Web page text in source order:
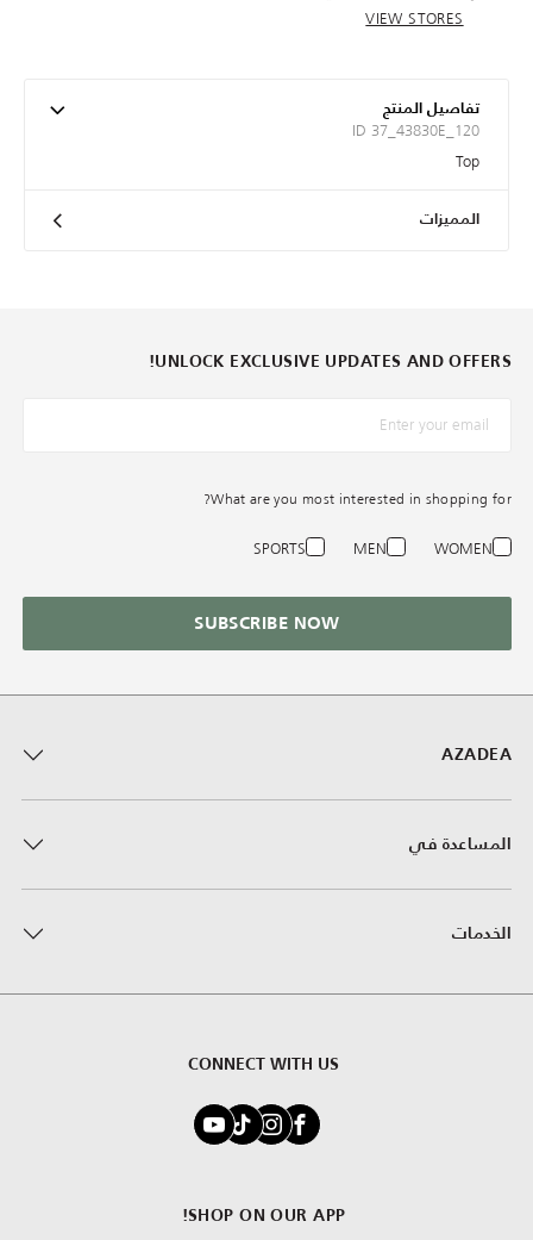
VIEW STORES
تفاصيل المنتج
ID 37_43830E_120
Top
المميزات
AZADEA
المساعدة في
الخدمات
CONNECT WITH US
SHOP ON OUR APP!
UNLOCK EXCLUSIVE UPDATES AND OFFERS!
*البريد الإلكترونيّ
What are you most interested in shopping for?
WOMEN
MEN
SPORTS
SUBSCRIBE NOW